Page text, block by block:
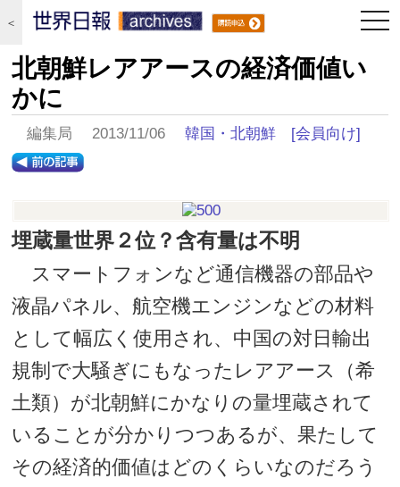
＜
北朝鮮レアアースの経済価値い
かに
編集局 2013/11/06韓国・北朝鮮 [会員向け]
埋蔵量世界２位？含有量は不明
スマートフォンなど通信機器の部品や
液晶パネル、航空機エンジンなどの材料
として幅広く使用され、中国の対日輸出
規制で大騒ぎにもなったレアアース（希
土類）が北朝鮮にかなりの量埋蔵されて
いることが分かりつつあるが、果たして
その経済的価値はどのくらいなのだろう